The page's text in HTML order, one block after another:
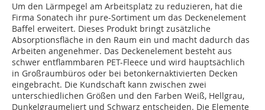
Um den Lärmpegel am Arbeitsplatz zu reduzieren, hat die
Firma Sonatech ihr pure-Sortiment um das Deckenelement
Baffel erweitert. Dieses Produkt bringt zusätzliche
Absorptionsfläche in den Raum ein und macht dadurch das
Arbeiten angenehmer. Das Deckenelement besteht aus
schwer entflammbaren PET-Fleece und wird hauptsächlich
in Großraumbüros oder bei betonkernaktivierten Decken
eingebracht. Die Kundschaft kann zwischen zwei
unterschiedlichen ­Größen und den Farben Weiß, Hellgrau,
Dunkelgraumeliert und Schwarz entscheiden. Die Elemente